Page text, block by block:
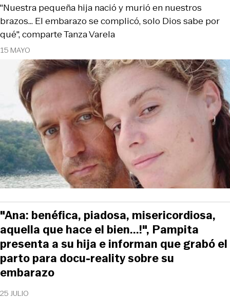
15 MAYO
"Nuestra pequeña hija nació y murió en nuestros
brazos... El embarazo se complicó, solo Dios sabe por
qué", comparte Tanza Varela
25 JULIO
"Ana: benéfica, piadosa, misericordiosa,
aquella que hace el bien...!", Pampita
presenta a su hija e informan que grabó el
parto para docu-reality sobre su
embarazo